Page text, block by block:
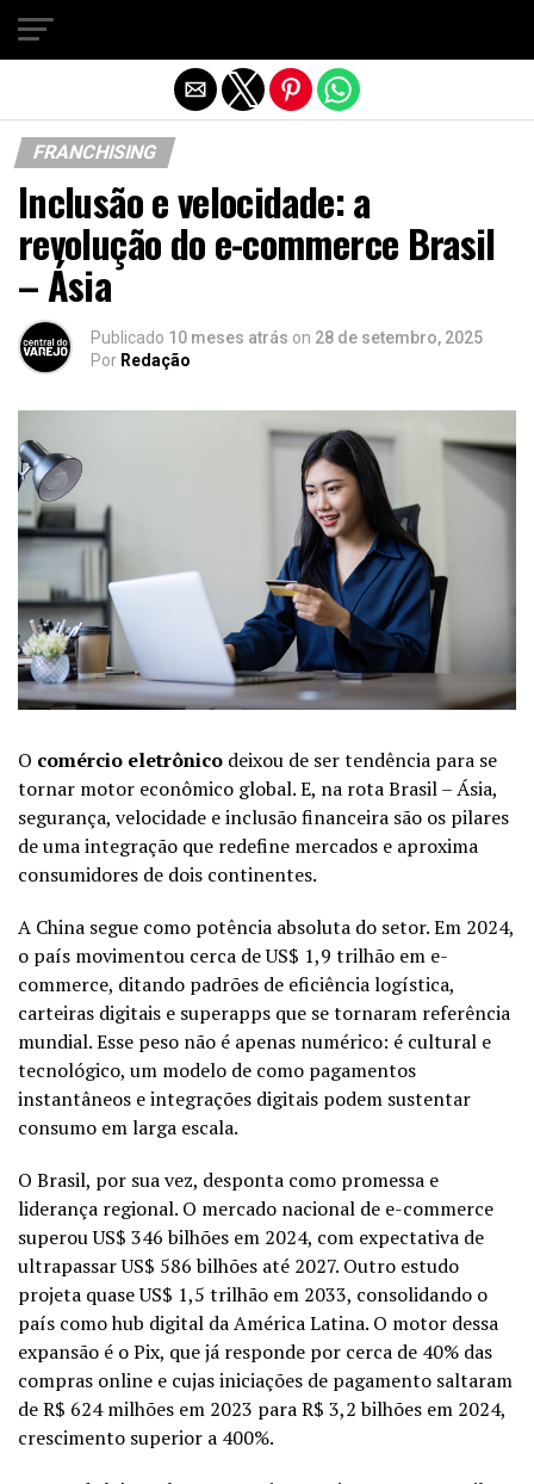
FRANCHISING
Inclusão e velocidade: a
revolução do e-commerce Brasil
– Ásia
Publicado 10 meses atrás on 28 de setembro, 2025
Por Redação
O comércio eletrônico deixou de ser tendência para se
tornar motor econômico global. E, na rota Brasil – Ásia,
segurança, velocidade e inclusão financeira são os pilares
de uma integração que redefine mercados e aproxima
consumidores de dois continentes.
A China segue como potência absoluta do setor. Em 2024,
o país movimentou cerca de US$ 1,9 trilhão em e-
commerce, ditando padrões de eficiência logística,
carteiras digitais e superapps que se tornaram referência
mundial. Esse peso não é apenas numérico: é cultural e
tecnológico, um modelo de como pagamentos
instantâneos e integrações digitais podem sustentar
consumo em larga escala.
O Brasil, por sua vez, desponta como promessa e
liderança regional. O mercado nacional de e-commerce
superou US$ 346 bilhões em 2024, com expectativa de
ultrapassar US$ 586 bilhões até 2027. Outro estudo
projeta quase US$ 1,5 trilhão em 2033, consolidando o
país como hub digital da América Latina. O motor dessa
expansão é o Pix, que já responde por cerca de 40% das
compras online e cujas iniciações de pagamento saltaram
de R$ 624 milhões em 2023 para R$ 3,2 bilhões em 2024,
crescimento superior a 400%.